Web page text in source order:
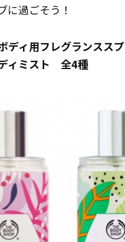
に過ごそう！
ディ用フレグランスス
ィミスト 全4種